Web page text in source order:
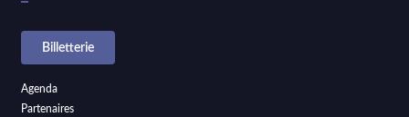
Billetterie
Agenda
Partenaires